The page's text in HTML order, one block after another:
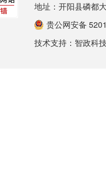
地址：开阳县磷都
贵公网安备
技术支持： 智政科